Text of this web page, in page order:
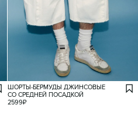
ШОРТЫ-БЕРМУДЫ ДЖИНСОВЫЕ
СО СРЕДНЕЙ ПОСАДКОЙ
2599₽